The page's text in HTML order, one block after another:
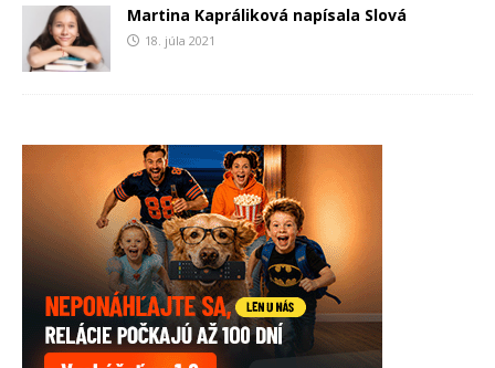
Martina Kapráliková napísala Slová
18. júla 2021